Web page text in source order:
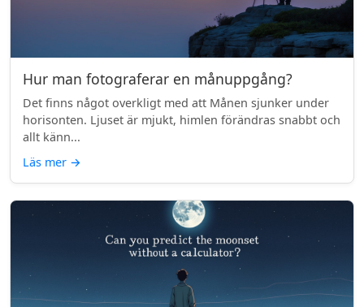
Hur man fotograferar en månuppgång?
Det finns något overkligt med att Månen sjunker under
horisonten. Ljuset är mjukt, himlen förändras snabbt och
allt känn...
Läs mer →